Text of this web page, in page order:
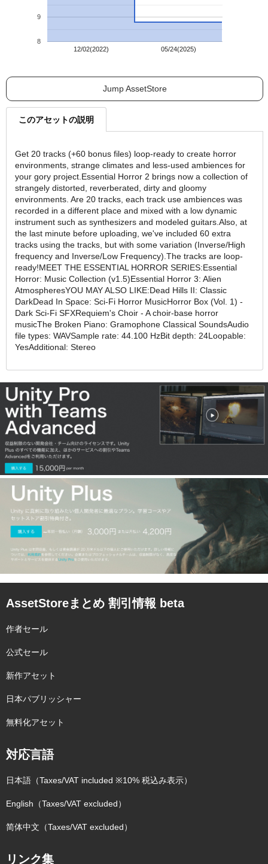
12/02(2022) 05/24(2025)
8
9
Jump AssetStore
このアセットの説明
Get 20 tracks (+60 bonus files) loop-ready to create horror
environments, strange climates and less-used ambiences for
your gory project.Essential Horror 2 brings now a collection of
strangely distorted, reverberated, dirty and gloomy
environments. Are 20 tracks, each track use ambiences was
recorded in a different place and mixed with a low dynamic
instrument such as synthesizers and modeled guitars.Also, at
the last minute before uploading, we've included 60 extra
tracks using the tracks, but with some variation (Inverse/High
frequency and Inverse/Low Frequency).The tracks are loop-
ready!MEET THE ESSENTIAL HORROR SERIES:Essential
Horror: Music Collection (v1.5)Essential Horror 3: Alien
AtmospheresYOU MAY ALSO LIKE:Dead Hills II: Classic
DarkDead In Space: Sci-Fi Horror MusicHorror Box (Vol. 1) -
Dark Sci-Fi SFXRequiem's Choir - A choir-base horror
musicThe Broken Piano: Gramophone Classical SoundsAudio
file types: WAVSample rate: 44.100 HzBit depth: 24Loopable:
YesAdditional: Stereo
AssetStoreまとめ 割引情報 beta
作者セール
公式セール
新作アセット
日本パブリッシャー
無料化アセット
対応言語
日本語（Taxes/VAT included ※10% 税込み表示）
English（Taxes/VAT excluded）
简体中文（Taxes/VAT excluded）
リンク集